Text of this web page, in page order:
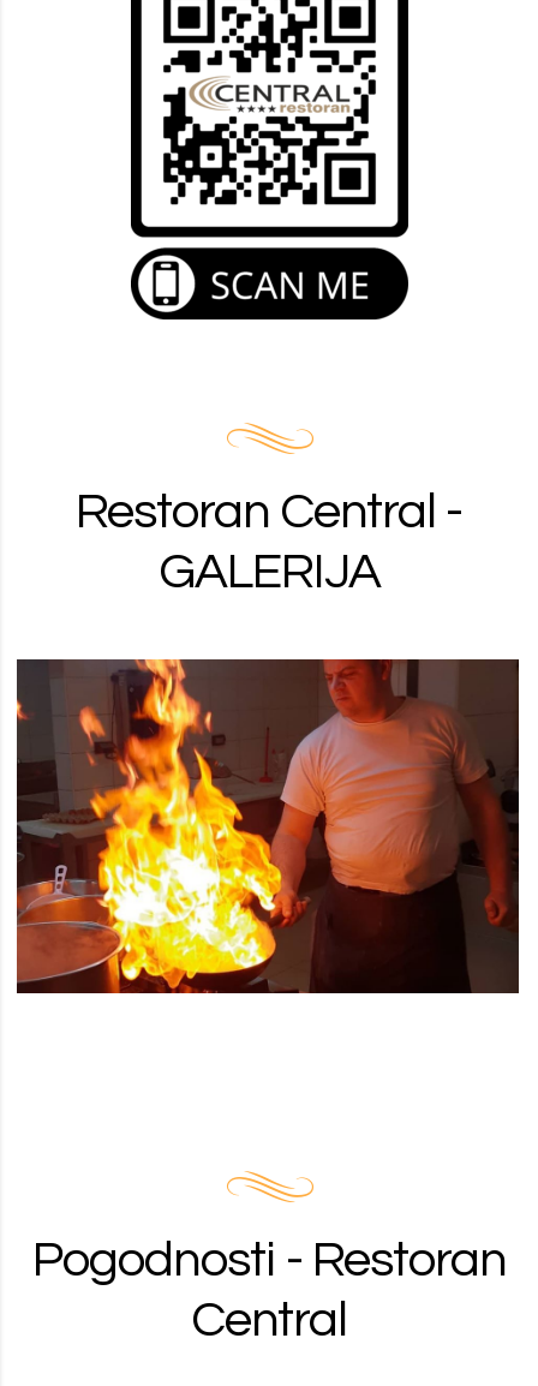
Restoran Central -
GALERIJA
Pogodnosti - Restoran
Central